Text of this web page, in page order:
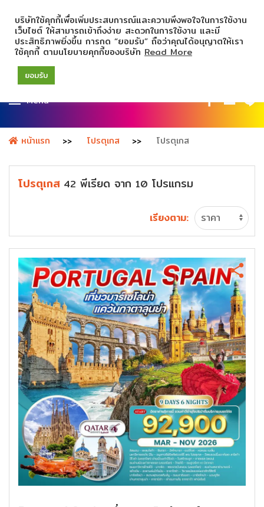
Menu
หน้าแรก โปรตุเกส โปรตุเกส
โปรตุเกส 42 พีเรียด จาก 10 โปรแกรม
เรียงตาม:
บริษัทใช้คุกกี้เพื่อเพิ่มประสบการณ์และความพึงพอใจในการใช้งาน
เว็บไซต์ ให้สามารถเข้าถึงง่าย สะดวกในการใช้งาน และมี
ประสิทธิภาพยิ่งขึ้น การกด “ยอมรับ” ถือว่าคุณได้อนุญาตให้เรา
ใช้คุกกี้ ตามนโยบายคุกกี้ของบริษัท Read More
ยอมรับ